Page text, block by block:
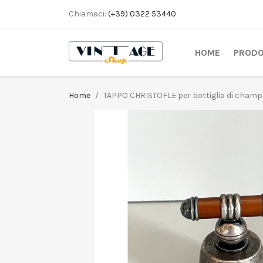
Chiamaci: (+39) 0322 53440
HOME
Home TAPPO CHRISTOFLE per bottiglia di